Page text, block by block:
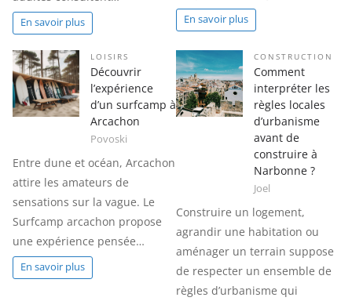
En savoir plus En savoir plus
LOISIRS
Découvrir
l’expérience
d’un surfcamp à
Arcachon
Povoski
Entre dune et océan, Arcachon
attire les amateurs de
sensations sur la vague. Le
Surfcamp arcachon propose
une expérience pensée…
En savoir plus
CONSTRUCTION
Comment
interpréter les
règles locales
d’urbanisme
avant de
construire à
Narbonne ?
Joel
Construire un logement,
agrandir une habitation ou
aménager un terrain suppose
de respecter un ensemble de
règles d’urbanisme qui